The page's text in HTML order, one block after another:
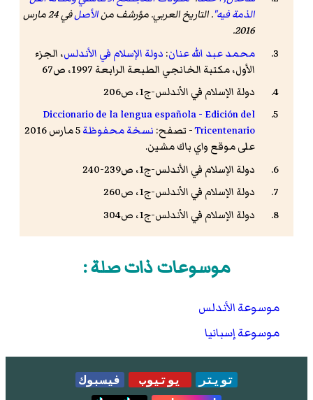
الذمة فيه".التاريخ العربي. مؤرشف منالأصل
في 24 مارس
2016
.
محمد عبد الله عنان: دولة الإسلام في الأندلس، الجزء
الأول، مكتبة الخانجي الطبعة الرابعة 1997، ص67
دولة الإسلام في الأندلس-ج1، ص206
Diccionario de la lengua española - Edición del
Tricentenario- تصفح: نسخة محفوظة
5 مارس 2016
على موقع واي باك مشين.
دولة الإسلام في الأندلس-ج1، ص239-240
دولة الإسلام في الأندلس-ج1، ص260
دولة الإسلام في الأندلس-ج1، ص304
موسوعات ذات صلة :
موسوعة الأندلس
موسوعة إسبانيا
تويتر يوتيوب
فيسبوك